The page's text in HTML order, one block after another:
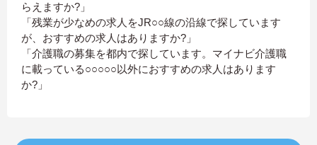
らえますか?」
「残業が少なめの求人をJR○○線の沿線で探しています
が、おすすめの求人はありますか?」
「介護職の募集を都内で探しています。マイナビ介護職
に載っている○○○○○以外におすすめの求人はあります
か?」